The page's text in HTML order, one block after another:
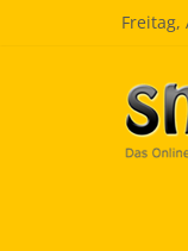
Freitag,